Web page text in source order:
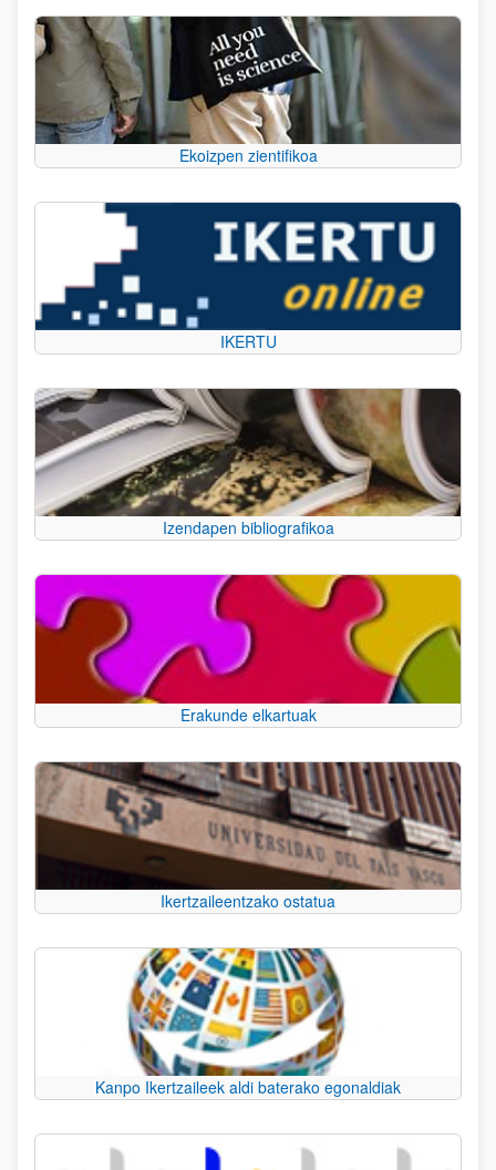
Ekoizpen zientifikoa
IKERTU
Izendapen bibliografikoa
Erakunde elkartuak
Ikertzaileentzako ostatua
Kanpo Ikertzaileek aldi baterako egonaldiak